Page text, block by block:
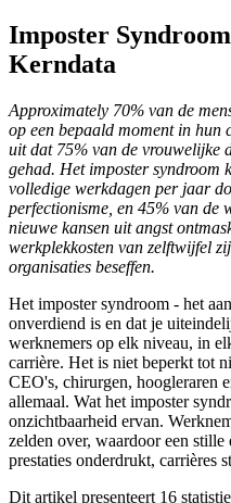
Imposter
Kerndata
Approximately 70% van de
op een bepaald moment in hun
uit dat 75% van de vrouwelijke
gehad. Het imposter syndroom
volledige werkdagen per jaar
perfectionisme, en 45% van de
nieuwe kansen uit angst
werkplekkosten van zelftwijfel
organisaties beseffen.
Het imposter syndroom - het
onverdiend is en dat je
werknemers op elk niveau, in
carrière. Het is niet beperkt tot
CEO's, chirurgen, hoogleraren
allemaal. Wat het imposter
onzichtbaarheid ervan.
zelden over, waardoor een
prestaties onderdrukt, carrières
Dit artikel presenteert 16